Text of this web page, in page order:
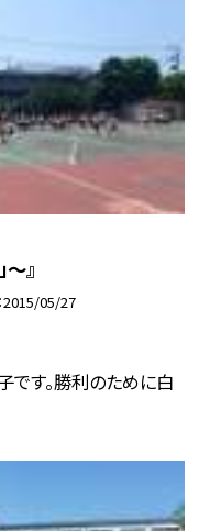
』
2015/05/27
です。勝利のために白